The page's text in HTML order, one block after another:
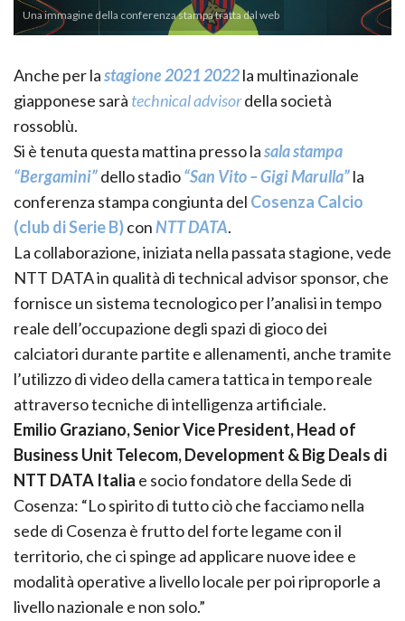
Una immagine della conferenza stampa tratta dal web
Anche per lastagione 2021 2022la multinazionale
giapponese sarà technical advisordella società
rossoblù.
Si è tenuta questa mattina presso lasala stampa
“Bergamini”dello stadio“San Vito – Gigi Marulla”la
conferenza stampa congiunta del Cosenza Calcio
(club di Serie B)conNTT DATA.
La collaborazione, iniziata nella passata stagione, vede
NTT DATA in qualità di technical advisor sponsor, che
fornisce un sistema tecnologico per l’analisi in tempo
reale dell’occupazione degli spazi di gioco dei
calciatori durante partite e allenamenti, anche tramite
l’utilizzo di video della camera tattica in tempo reale
attraverso tecniche di intelligenza artificiale.
Emilio Graziano, Senior Vice President, Head of
Business Unit Telecom, Development & Big Deals di
NTT DATA Italia e socio fondatore della Sede di
Cosenza: “Lo spirito di tutto ciò che facciamo nella
sede di Cosenza è frutto del forte legame con il
territorio, che ci spinge ad applicare nuove idee e
modalità operative a livello locale per poi riproporle a
livello nazionale e non solo.”